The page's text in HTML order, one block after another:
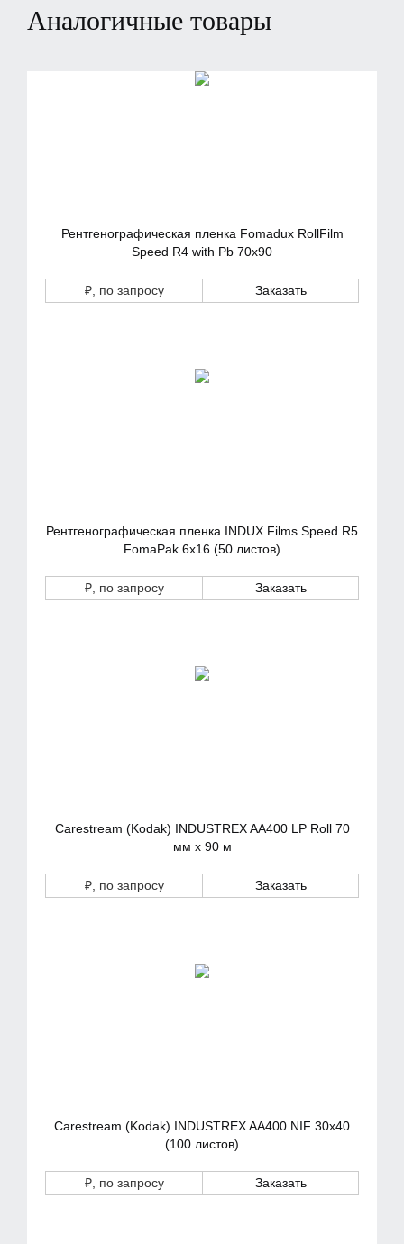
Аналогичные товары
Рентгенографическая пленка Fomadux RollFilm
Speed R4 with Pb 70х90
₽, по запросу Заказать
Рентгенографическая пленка INDUX Films Speed R5
FomaPak 6х16 (50 листов)
₽, по запросу Заказать
Carestream (Kodak) INDUSTREX AA400 LP Roll 70
мм х 90 м
₽, по запросу Заказать
Carestream (Kodak) INDUSTREX AA400 NIF 30x40
(100 листов)
₽, по запросу Заказать